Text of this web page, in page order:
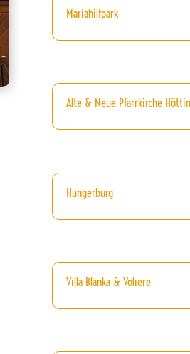
Mariahilfpark
Alte & Neue Pfarrkirche
Hungerburg
Villa Blanka & Voliere